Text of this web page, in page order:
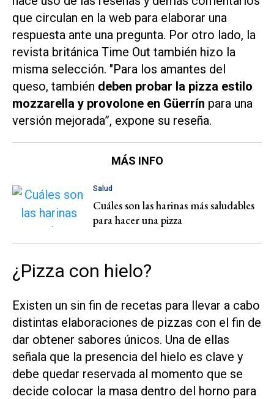
que circulan en la web para elaborar una
respuesta ante una pregunta. Por otro lado, la
revista británica Time Out también hizo la
misma selección. "Para los amantes del
queso, también deben probar la pizza estilo
mozzarella y provolone en Güerrín para una
versión mejorada”, expone su reseña.
MÁS INFO
Salud
Cuáles son las harinas más saludables
para hacer una pizza
¿Pizza con hielo?
Existen un sin fin de recetas para llevar a cabo
distintas elaboraciones de pizzas con el fin de
dar obtener sabores únicos. Una de ellas
señala que la presencia del hielo es clave y
debe quedar reservada al momento que se
decide colocar la masa dentro del horno para